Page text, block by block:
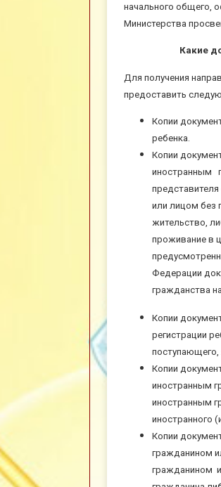
начального общего,
Министерства
Какие
Для получения
предоставить
Копии
ребенка.
Копии
иностранным
или лицом без
жительство,
проживание в
Федерации
гражданства
Копии
регистрации
Копии
иностранным
иностранным
иностранного
Копии
гражданином
гражданином